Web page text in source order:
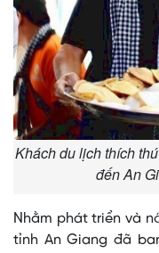
Khách du lịch thích
đến An
Nhằm phát triển và
tỉnh An Giang đã